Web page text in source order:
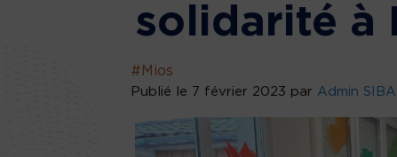
solidarité à
#Mios
Publié le 7 février 2023 par Admin SIBA